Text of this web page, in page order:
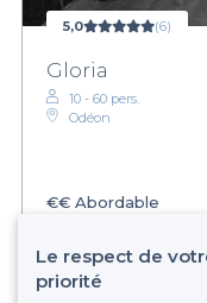
5,0 (6)
Gloria
10 - 60 pers.
Odéon
€€ Abordable
Le respect de
priorité